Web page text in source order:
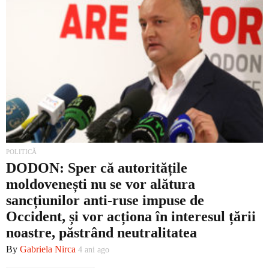
POLITICĂ
DODON: Sper că autoritățile
moldovenești nu se vor alătura
sancțiunilor anti-ruse impuse de
Occident, și vor acționa în interesul țării
noastre, păstrând neutralitatea
By Gabriela Nirca 4 ani ago